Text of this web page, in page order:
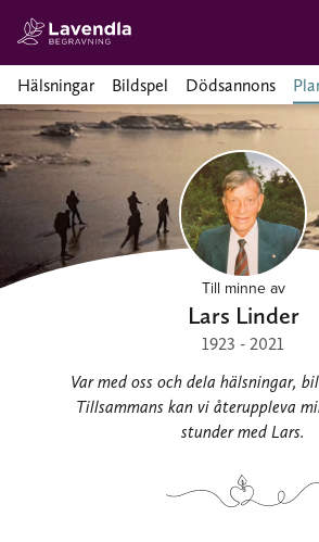
Hälsningar Bildspel Dödsannons
Till minne av
Lars Linder
1923 - 2021
Var med oss och dela hälsningar,
Tillsammans kan vi återuppleva
stunder med Lars.